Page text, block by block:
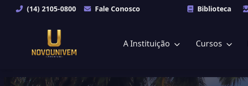
(14) 2105-0800 Fale Conosco Biblioteca
A Instituição Cursos